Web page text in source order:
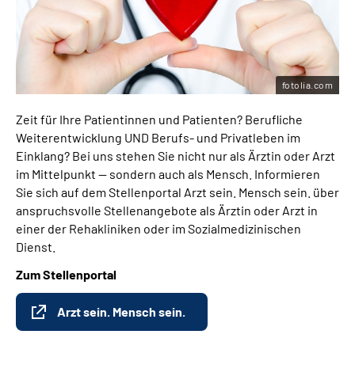
Zeit für Ihre Patientinnen und Patienten? Berufliche
Weiterentwicklung UND Berufs- und Privatleben im
Einklang? Bei uns stehen Sie nicht nur als Ärztin oder Arzt
im Mittelpunkt — sondern auch als Mensch. Informieren
Sie sich auf dem Stellenportal Arzt sein. Mensch sein. über
anspruchsvolle Stellenangebote als Ärztin oder Arzt in
einer der Rehakliniken oder im Sozialmedizinischen
Dienst.
Zum Stellenportal
Arzt sein. Mensch sein.
fotolia.com